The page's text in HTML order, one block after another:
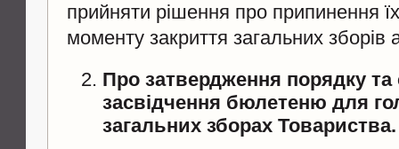
прийняти рішення про припинення
моменту закриття загальних зборів
Про затвердження порядку та
засвідчення бюлетеню для
загальних зборах Товариства.